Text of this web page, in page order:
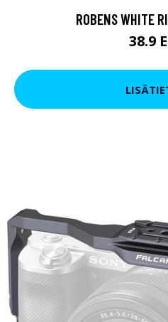
ROBENS WHITE
38.9